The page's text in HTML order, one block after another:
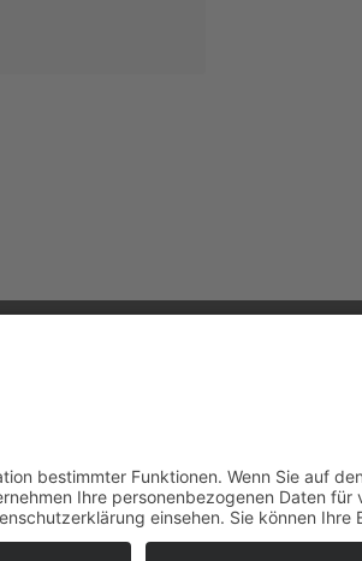
Schweiz:
fon:+41 61 5113900
email: info@taxikomm24.ch